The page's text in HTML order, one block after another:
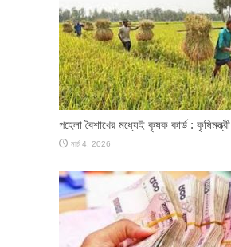
পহেলা বৈশাখের মধ্যেই কৃষক কার্ড : কৃষিমন্ত্রী
মার্চ 4, 2026